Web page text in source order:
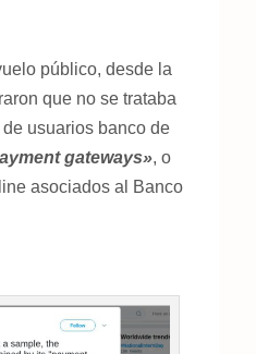
público, desde la
que no se trataba
usuarios banco de
gateways», o
asociados al Banco